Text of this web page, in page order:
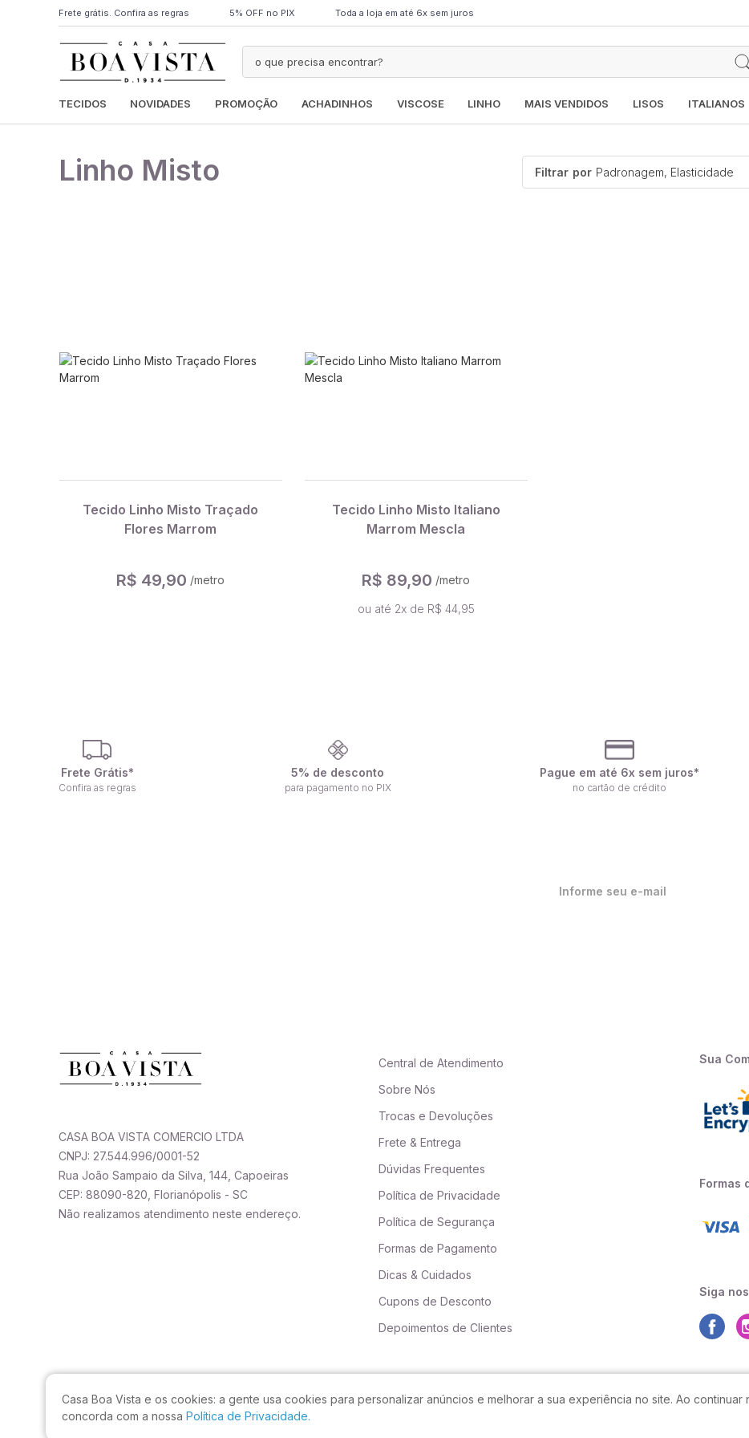
Frete grátis. Confira as regras 5% OFF no PIX Toda a loja em até 6x sem juros
TECIDOS NOVIDADES PROMOÇÃO ACHADINHOS VISCOSE LINHO MAIS VENDIDOS LISOS ITALIANOS
Casa Boa Vista e os cookies: a gente usa cookies para personalizar anúncios e melhorar a sua experiência no site. Ao
concorda com a nossa Política de Privacidade.
Linho Misto Filtrar por Padronagem, Elasticidade
Tecido Linho Misto Traçado
Flores Marrom
R$ 49,90 /metro
Tecido Linho Misto Italiano
Marrom Mescla
R$ 89,90 /metro
ou até 2x de R$ 44,95
Frete Grátis*
Confira as regras
5% de desconto
para pagamento no PIX
Pague em até 6x sem juros*
no cartão de crédito
CASA BOA VISTA COMERCIO LTDA
CNPJ: 27.544.996/0001-52
Rua João Sampaio da Silva, 144, Capoeiras
CEP: 88090-820, Florianópolis - SC
Não realizamos atendimento neste endereço.
Central de Atendimento
Sobre Nós
Trocas e Devoluções
Frete & Entrega
Dúvidas Frequentes
Política de Privacidade
Política de Segurança
Formas de Pagamento
Dicas & Cuidados
Cupons de Desconto
Depoimentos de Clientes
Sua
Formas
Siga